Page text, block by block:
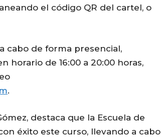
el código QR del cartel, o
cabo de forma presencial,
horario de 16:00 a 20:00 horas,
.
destaca que la Escuela de
éxito este curso, llevando a cabo